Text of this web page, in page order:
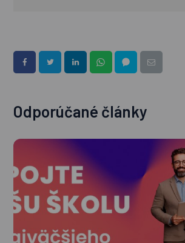
Odporúčané články